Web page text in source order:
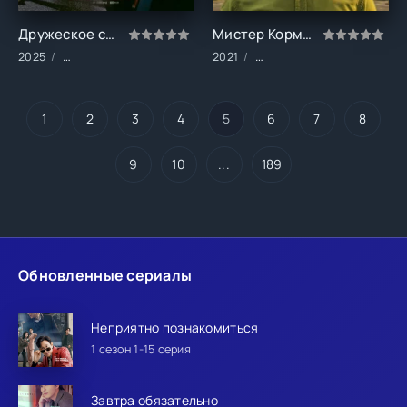
Обновленные сериалы
Неприятно познакомиться
1 сезон 1-15 серия
Завтра обязательно
Дружеское соперничество (1 сезон)
2025 Сериалы/Драма/Триллер
Мистер Корман (1 сезон)
2021 Сериалы/Комедия/Драма
1 2 3 4 5 6 7 8
9 10 ... 189